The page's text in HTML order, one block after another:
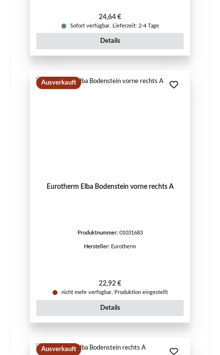
Regulärer Preis:
24,64 €
Sofort verfügbar, Lieferzeit: 2-4 Tage
Details
Ausverkauft
Eurotherm Elba Bodenstein vorne rechts A
Produktnummer: 01031683
Hersteller: Eurotherm
Regulärer Preis:
22,92 €
nicht mehr verfügbar, Produktion eingestellt
Details
Ausverkauft